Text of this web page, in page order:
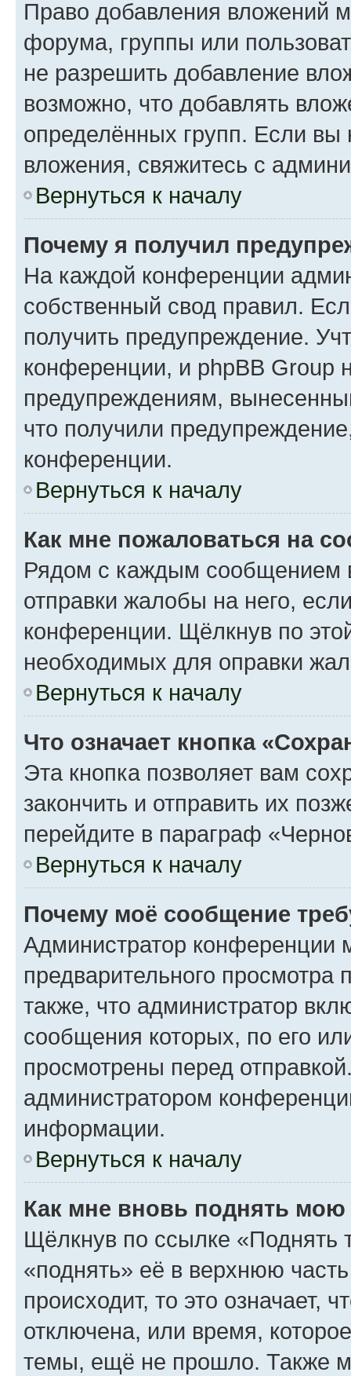
Право добавления вложений
форума, группы или
не разрешить добавление
возможно, что добавлять
определённых групп. Если вы
вложения, свяжитесь с
Вернуться к началу
Почему я получил
На каждой конференции
собственный свод правил.
получить предупреждение.
конференции, и phpBB Group
предупреждениям,
что получили
конференции.
Вернуться к началу
Как мне пожаловаться на
Рядом с каждым сообщением
отправки жалобы на него,
конференции. Щёлкнув по
необходимых для оправки
Вернуться к началу
Что означает кнопка
Эта кнопка позволяет вам
закончить и отправить их
перейдите в параграф
Вернуться к началу
Почему моё сообщение
Администратор конференции
предварительного
также, что администратор
сообщения которых, по его
просмотрены перед
администратором
информации.
Вернуться к началу
Как мне вновь поднять мою
Щёлкнув по ссылке «Поднять
«поднять» её в верхнюю
происходит, то это означает,
отключена, или время,
темы, ещё не прошло. Также